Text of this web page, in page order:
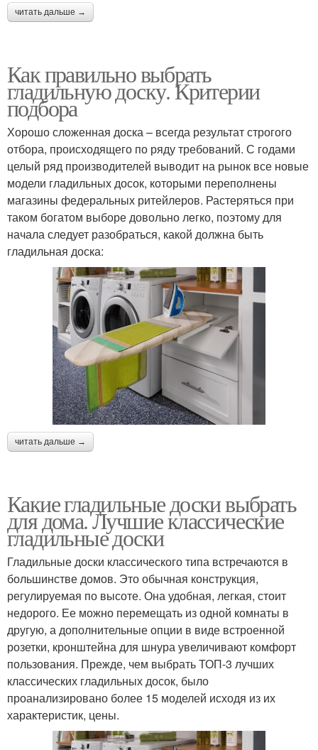
читать дальше →
Как правильно выбрать
гладильную доску. Критерии
подбора
Хорошо сложенная доска – всегда результат строгого
отбора, происходящего по ряду требований. С годами
целый ряд производителей выводит на рынок все новые
модели гладильных досок, которыми переполнены
магазины федеральных ритейлеров. Растеряться при
таком богатом выборе довольно легко, поэтому для
начала следует разобраться, какой должна быть
гладильная доска:
читать дальше →
Какие гладильные доски выбрать
для дома. Лучшие классические
гладильные доски
Гладильные доски классического типа встречаются в
большинстве домов. Это обычная конструкция,
регулируемая по высоте. Она удобная, легкая, стоит
недорого. Ее можно перемещать из одной комнаты в
другую, а дополнительные опции в виде встроенной
розетки, кронштейна для шнура увеличивают комфорт
пользования. Прежде, чем выбрать ТОП-3 лучших
классических гладильных досок, было
проанализировано более 15 моделей исходя из их
характеристик, цены.